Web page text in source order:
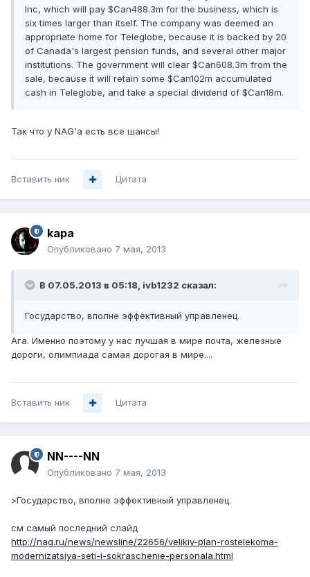
Inc, which will pay $Can488.3m for the business, which is
six times larger than itself. The company was deemed an
appropriate home for Teleglobe, because it is backed by 20
of Canada's largest pension funds, and several other major
institutions. The government will clear $Can608.3m from the
sale, because it will retain some $Can102m accumulated
cash in Teleglobe, and take a special dividend of $Can18m.
Так что у NAG'а есть все шансы!
Вставить ник Цитата
kapa
Опубликовано 7 мая, 2013
В 07.05.2013 в 05:18, ivb1232 сказал:
Государство, вполне эффективный управленец.
Ага. Именно поэтому у нас лучшая в мире почта, железные
дороги, олимпиада самая дорогая в мире....
Вставить ник Цитата
NN----NN
Опубликовано 7 мая, 2013
>Государство, вполне эффективный управленец.
см самый последний слайд
http://nag.ru/news/newsline/22656/velikiy-plan-rostelekoma-
modernizatsiya-seti-i-sokraschenie-personala.html